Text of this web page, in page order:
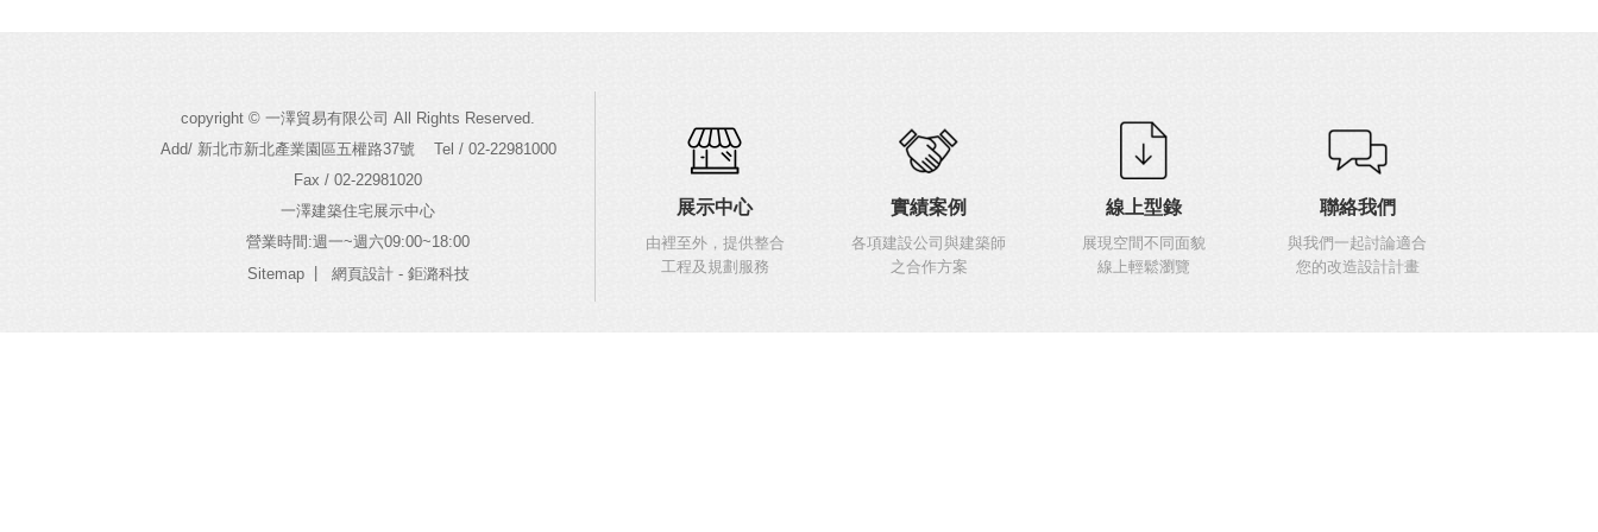
展示中心
由裡至外，提供整合
工程及規劃服務
實績案例
各項建設公司與建築師
之合作方案
線上型錄
展現空間不同面貌
線上輕鬆瀏覽
聯絡我們
與我們一起討論適合
您的改造設計計畫
copyright © 一澤貿易有限公司 All Rights Reserved.
Add/ 新北市新北產業園區五權路37號
Tel / 02-22981000
Fax / 02-22981020
一澤建築住宅展示中心
營業時間:週一~週六09:00~18:00
Sitemap| 網頁設計 - 鉅潞科技